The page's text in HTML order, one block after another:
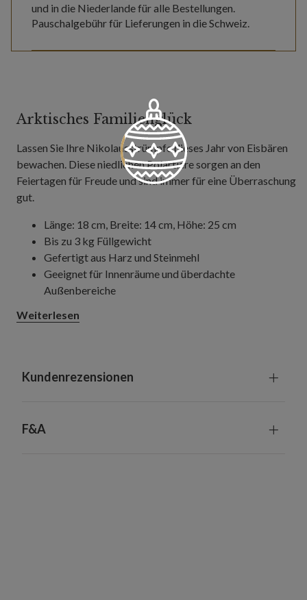
und in die Niederlande für alle Bestellungen.
Pauschalgebühr für Lieferungen in die Schweiz.
Arktisches Familienglück
Lassen Sie Ihre Nikolausstrümpfe dieses Jahr von Eisbären
bewachen. Diese niedlichen Polartiere sorgen an den
Feiertagen für Freude und sind immer für eine Überraschung
gut.
Länge: 18 cm, Breite: 14 cm, Höhe: 25 cm
Bis zu 3 kg Füllgewicht
Gefertigt aus Harz und Steinmehl
Geeignet für Innenräume und überdachte
Außenbereiche
Weiterlesen
Kundenrezensionen
F&A